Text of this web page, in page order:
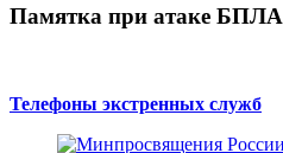
Памятка при атаке БПЛА
Телефоны экстренных служб